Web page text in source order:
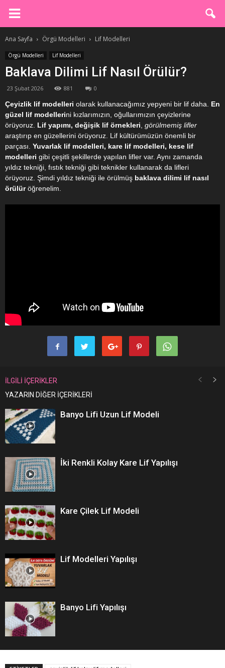
Ana Sayfa Örgü Modelleri Lif Modelleri
Örgü Modelleri Lif Modelleri
Baklava Dilimi Lif Nasıl Örülür?
23 Şubat 2026 881 0
Çeyizlik lif modelleri olarak kullanacağımız yepyeni bir lif daha.
En
güzel lif modellerini kızlarımızın, oğullarımızın çeyizlerine
örüyoruz. Lif yapımı, değişik lif örnekleri görülmemiş lifler
araştırıp en güzellerini örüyoruz. Lif kültürümüzün önemli bir
parçası. Yuvarlak lif modelleri, kare lif modelleri, kese lif
modelleri gibi çeşitli şekillerde yapılan lifler var. Aynı zamanda
yıldız tekniği, fıstık tekniği gibi teknikler kullanarak da lifleri
örüyoruz. Şimdi yıldız tekniği ile örülmüş baklava dilimi lif nasıl
örülüröğrenelim.
İLGİLİ İÇERİKLER
YAZARIN DİĞER İÇERİKLERİ
Banyo Lifi Uzun Lif Modeli
İki Renkli Kolay Kare Lif Yapılışı
Kare Çilek Lif Modeli
Lif Modelleri Yapılışı
Banyo Lifi Yapılışı